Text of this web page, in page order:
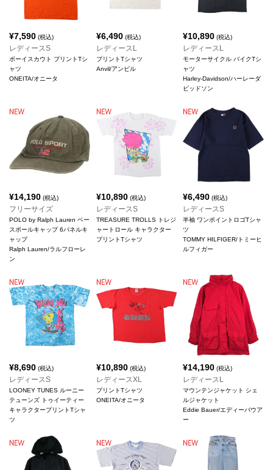
¥7,590 (税込)
レディースS
ボーイスカウト プリントTシ
ャツ
ONEITA/オニータ
¥6,490(税込)
レディースL
プリントTシャツ
Anvil/アンビル
¥10,890 (税込)
レディースL
モーターサイクル バイクTシ
ャツ
Harley-Davidson/ハーレーダ
ビッドソン
¥14,190 (税込)
フリーサイズ
POLO by Ralph Lauren ベー
スボールキャップ 6パネルキ
ャップ
Ralph Lauren/ラルフローレ
ン
¥10,890(税込)
レディースS
TREASURE TROLLS トレジ
ャートロール キャラクター
プリントTシャツ
¥6,490 (税込)
レディースS
半袖 ワンポイントロゴTシャ
ツ
TOMMY HILFIGER/トミーヒ
ルフィガー
¥8,690 (税込)
レディースS
LOONEY TUNES ルーニー
テューンズ トゥイーティー
キャラクタープリントTシャ
ツ
¥10,890(税込)
レディースXL
プリントTシャツ
ONEITA/オニータ
¥14,190 (税込)
レディースL
マウンテンジャケット シェ
ルジャケット
Eddie Bauer/エディーバウア
ー